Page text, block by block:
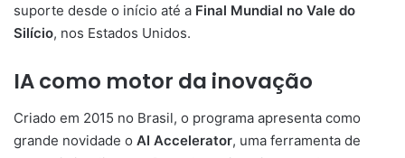
suporte desde o início até a Final Mundial no Vale do
Silício, nos Estados Unidos.
IA como motor da inovação
Criado em 2015 no Brasil, o programa apresenta como
grande novidade o AI Accelerator, uma ferramenta de